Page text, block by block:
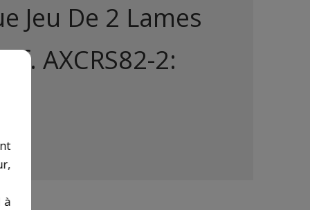
Jeu De 2 Lames
AXCRS82-2:
à